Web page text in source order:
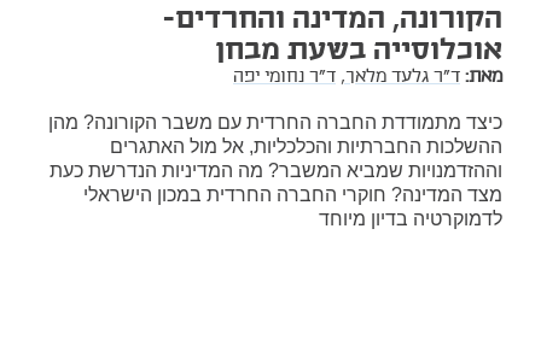
הקורונה, המדינה והחרדים-
אוכלוסייה בשעת מבחן
מאת: ד"ר גלעד מלאך, ד"ר נחומי יפה
כיצד מתמודדת החברה החרדית עם משבר הקורונה? מהן
ההשלכות החברתיות והכלכליות, אל מול האתגרים
וההזדמנויות שמביא המשבר? מה המדיניות הנדרשת כעת
מצד המדינה? חוקרי החברה החרדית במכון הישראלי
לדמוקרטיה בדיון מיוחד